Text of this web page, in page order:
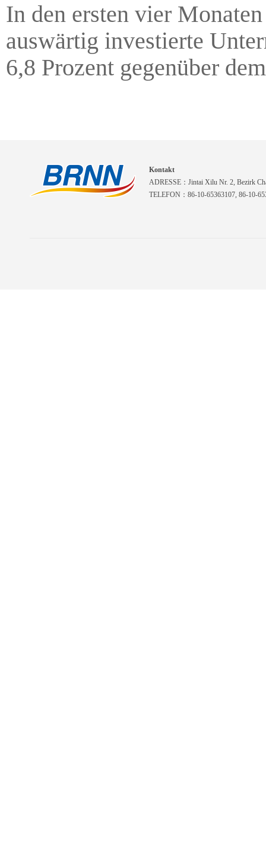
In den ersten vier
auswärtig investierte
6,8 Prozent gegenüber
Kontakt
ADRESSE：Jintai Xilu Nr. 2, Bezirk
TELEFON：86-10-65363107, 86-10-